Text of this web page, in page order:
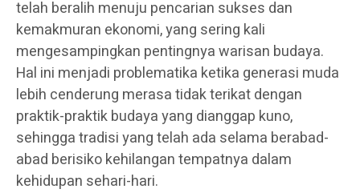
telah beralih menuju pencarian sukses dan
kemakmuran ekonomi, yang sering kali
mengesampingkan pentingnya warisan budaya.
Hal ini menjadi problematika ketika generasi muda
lebih cenderung merasa tidak terikat dengan
praktik-praktik budaya yang dianggap kuno,
sehingga tradisi yang telah ada selama berabad-
abad berisiko kehilangan tempatnya dalam
kehidupan sehari-hari.